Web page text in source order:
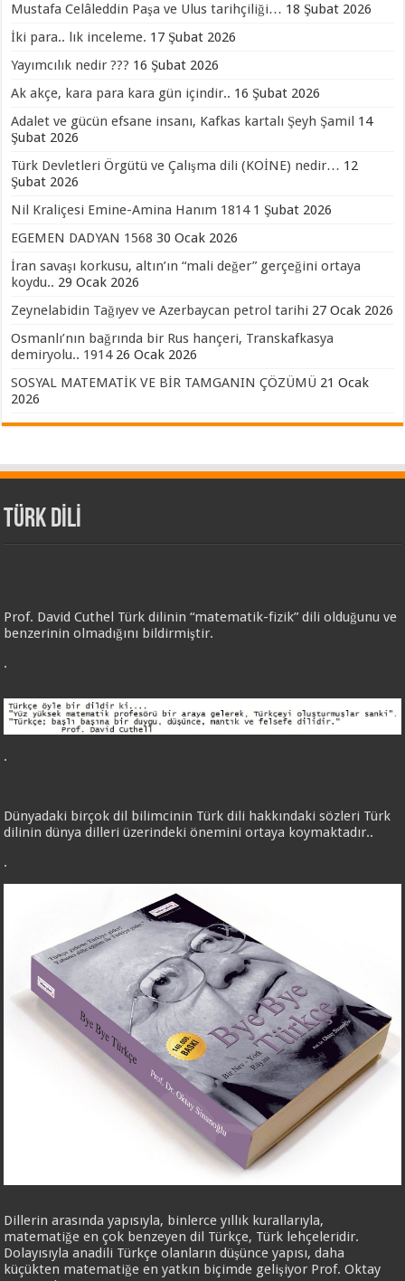
Mustafa Celâleddin Paşa ve Ulus tarihçiliği… 18 Şubat 2026
İki para.. lık inceleme. 17 Şubat 2026
Yayımcılık nedir ??? 16 Şubat 2026
Ak akçe, kara para kara gün içindir.. 16 Şubat 2026
Adalet ve gücün efsane insanı, Kafkas kartalı Şeyh Şamil 14
Şubat 2026
Türk Devletleri Örgütü ve Çalışma dili (KOİNE) nedir… 12
Şubat 2026
Nil Kraliçesi Emine-Amina Hanım 1814 1 Şubat 2026
EGEMEN DADYAN 1568 30 Ocak 2026
İran savaşı korkusu, altın’ın “mali değer” gerçeğini ortaya
koydu.. 29 Ocak 2026
Zeynelabidin Tağıyev ve Azerbaycan petrol tarihi 27 Ocak 2026
Osmanlı’nın bağrında bir Rus hançeri, Transkafkasya
demiryolu.. 1914 26 Ocak 2026
SOSYAL MATEMATİK VE BİR TAMGANIN ÇÖZÜMÜ 21 Ocak
2026
TÜRK DİLİ
Prof. David Cuthel Türk dilinin “matematik-fizik” dili olduğunu ve
benzerinin olmadığını bildirmiştir.
.
.
Dünyadaki birçok dil bilimcinin Türk dili hakkındaki sözleri Türk
dilinin dünya dilleri üzerindeki önemini ortaya koymaktadır..
.
Dillerin arasında yapısıyla, binlerce yıllık kurallarıyla,
matematiğe en çok benzeyen dil Türkçe, Türk lehçeleridir.
Dolayısıyla anadili Türkçe olanların düşünce yapısı, daha
küçükten matematiğe en yatkın biçimde gelişiyor Prof. Oktay